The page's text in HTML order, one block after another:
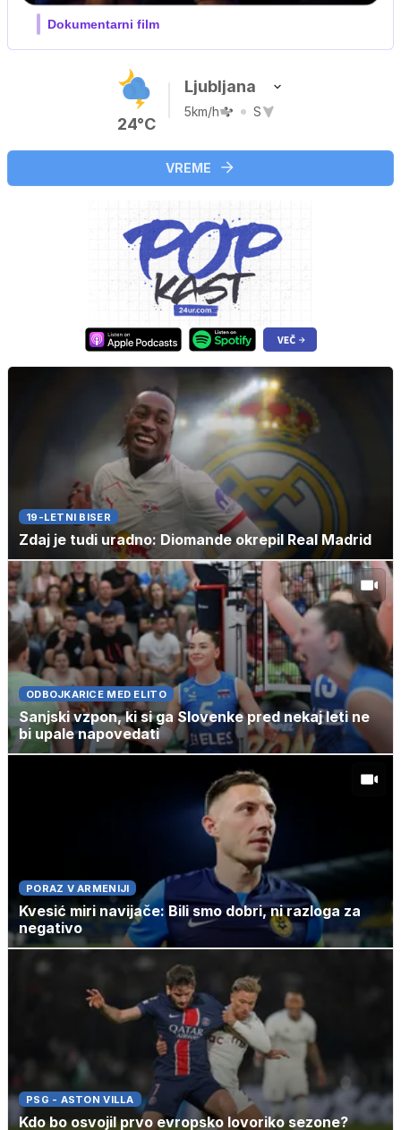
24°C
Ljubljana
5km/h S
VREME
19-LETNI BISER
Zdaj je tudi uradno: Diomande okrepil Real Madrid
ODBOJKARICE MED ELITO
Sanjski vzpon, ki si ga Slovenke pred nekaj leti ne
bi upale napovedati
PORAZ V ARMENIJI
Kvesić miri navijače: Bili smo dobri, ni razloga za
negativo
PSG - ASTON VILLA
Kdo bo osvojil prvo evropsko lovoriko sezone?